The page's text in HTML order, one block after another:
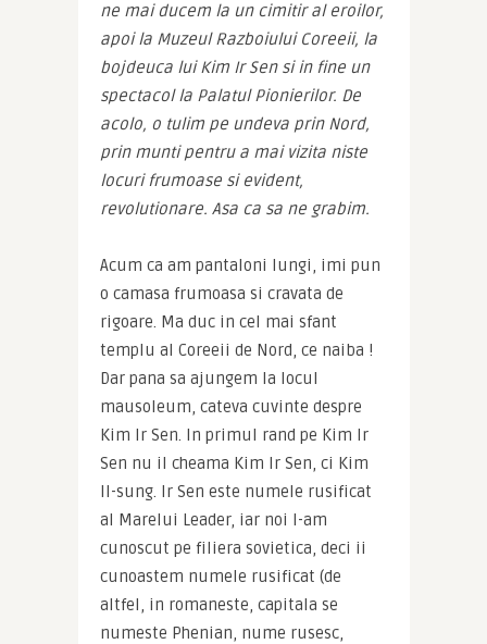
ne mai ducem la un cimitir al eroilor,
apoi la Muzeul Razboiului Coreeii, la
bojdeuca lui Kim Ir Sen si in fine un
spectacol la Palatul Pionierilor. De
acolo, o tulim pe undeva prin Nord,
prin munti pentru a mai vizita niste
locuri frumoase si evident,
revolutionare. Asa ca sa ne grabim.
Acum ca am pantaloni lungi, imi pun
o camasa frumoasa si cravata de
rigoare. Ma duc in cel mai sfant
templu al Coreeii de Nord, ce naiba !
Dar pana sa ajungem la locul
mausoleum, cateva cuvinte despre
Kim Ir Sen. In primul rand pe Kim Ir
Sen nu il cheama Kim Ir Sen, ci Kim
Il-sung. Ir Sen este numele rusificat
al Marelui Leader, iar noi l-am
cunoscut pe filiera sovietica, deci ii
cunoastem numele rusificat (de
altfel, in romaneste, capitala se
numeste Phenian, nume rusesc,